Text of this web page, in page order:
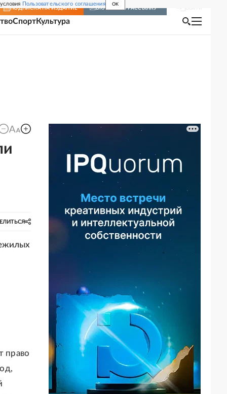
Пользовательского соглашения OK
ПОДПИСКА НА ИЗДАНИЕ ВКЛЮЧИТЬ РАССЫЛКУ
СпортКультура
право